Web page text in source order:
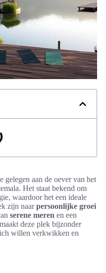
gelegen aan de oever van het
Het staat bekend om
waardoor het een ideale
zijn naarpersoonlijke groei
serene meren en een
maakt deze plek bijzonder
willen verkwikken en